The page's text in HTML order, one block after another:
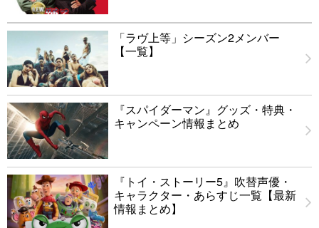
「ラヴ上等」シーズン2メンバー
【一覧】
『スパイダーマン』グッズ・特典・
キャンペーン情報まとめ
『トイ・ストーリー5』吹替声優・
キャラクター・あらすじ一覧【最新
情報まとめ】